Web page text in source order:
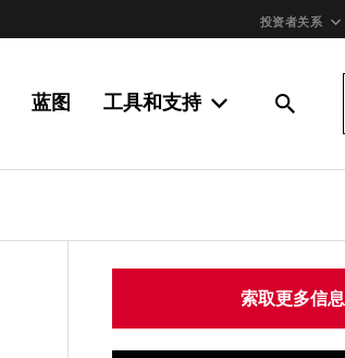
投资者关系
蓝图 工具和支持
索取更多信息